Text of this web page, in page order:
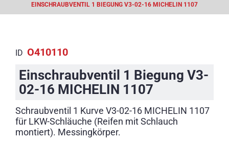
EINSCHRAUBVENTIL 1 BIEGUNG V3-02-16 MICHELIN 1107
ID O410110
Einschraubventil 1 Biegung V3-
02-16 MICHELIN 1107
Schraubventil 1 Kurve V3-02-16 MICHELIN 1107
für LKW-Schläuche (Reifen mit Schlauch
montiert). Messingkörper.